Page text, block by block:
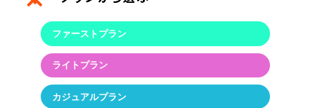
ファーストプラン
ライトプラン
カジュアルプラン